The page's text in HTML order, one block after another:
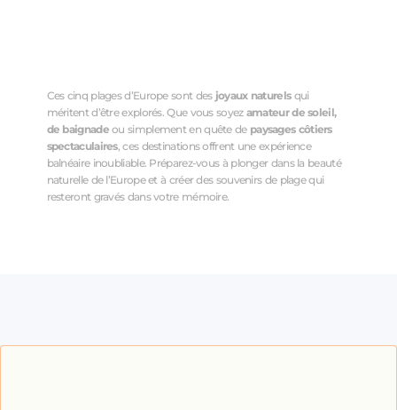
Ces cinq plages d’Europe sont desjoyaux naturels qui
méritent d’être explorés. Que vous soyezamateur de soleil,
de baignadeou simplement en quête de paysages côtiers
spectaculaires, ces destinations offrent une expérience
balnéaire inoubliable. Préparez-vous à plonger dans la beauté
naturelle de l’Europe et à créer des souvenirs de plage qui
resteront gravés dans votre mémoire.